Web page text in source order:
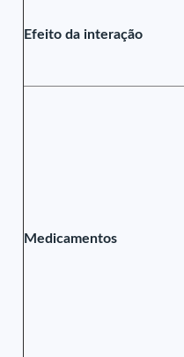
Efeito da interação
Medicamentos